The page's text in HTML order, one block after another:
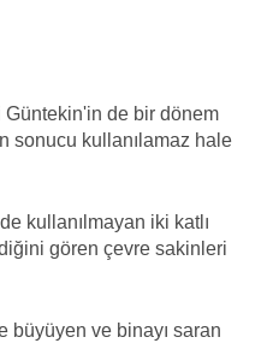
de bir dönem
sonucu kullanılamaz hale
kullanılmayan iki katlı
gören çevre sakinleri
büyüyen ve binayı saran